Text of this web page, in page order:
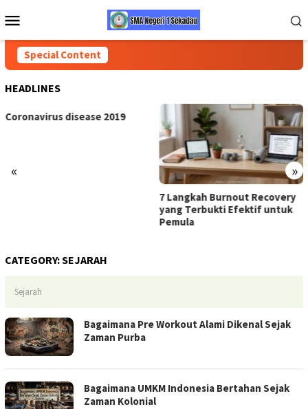
to
Menu
Special Content
HEADLINES
« »
Coronavirus disease 2019
7 Langkah Burnout Recovery
yang Terbukti Efektif untuk
Pemula
CATEGORY:SEJARAH
Sejarah
Bagaimana Pre Workout Alami Dikenal Sejak
Zaman Purba
Bagaimana UMKM Indonesia Bertahan Sejak
Zaman Kolonial